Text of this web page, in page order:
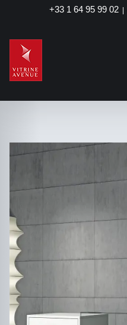
contenu
+33 1 64 95 99 02